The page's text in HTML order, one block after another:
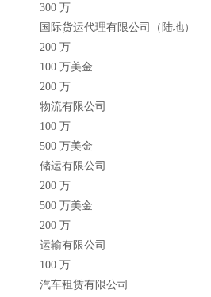
300 万
国际货运代理有限公司（陆地）
200 万
100 万美金
200 万
物流有限公司
100 万
500 万美金
储运有限公司
200 万
500 万美金
200 万
运输有限公司
100 万
汽车租赁有限公司